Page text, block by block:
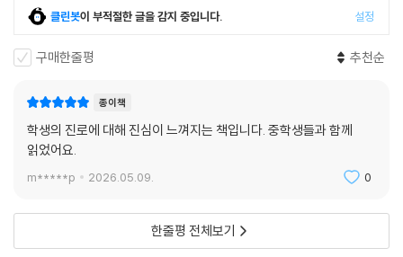
제 있는 것이 아니라, 탐색하고 심리적으로 숙성되어야 진로를 결정할 수
들도 청년 시절에 진로를 치열하게 고민하고 살아왔기 때문에 이 책을 통
저자들은 대학원 학생 때부터 오랫동안 같이 공부하고 일해 왔으며, 방황
해 전하고 싶은 말, 경험을 바탕으로 독자들의 진로탐색을 돕고자 한다.
인생에는 지도 같은 안내서가 없다는 것을 누구나 알고 있다. 인생의 지도
식으로 만들고 수정할 수밖에 없다. 이 책을 통해 독자들이 자신만의 인생
지도를 그려 나갈 수 있기를 기대한다. 이 책을 집필하게 되는 가장 근본적
클린봇이 부적절한 글을 감지 중입니다. 설정
구매한줄평 추천순
종이책
학생의 진로에 대해 진심이 느껴지는 책입니다. 중학생들과 함께
읽었어요.
m*****p 2026.05.09. 0
한줄평 전체보기